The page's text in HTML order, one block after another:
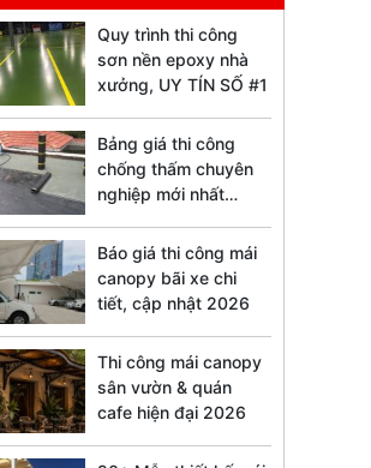
Quy trình thi công
sơn nền epoxy nhà
xưởng, UY TÍN SỐ #1
Bảng giá thi công
chống thấm chuyên
nghiệp mới nhất
Báo giá thi công mái
canopy bãi xe chi
tiết, cập nhật 2026
Thi công mái canopy
sân vườn & quán
cafe hiện đại 2026